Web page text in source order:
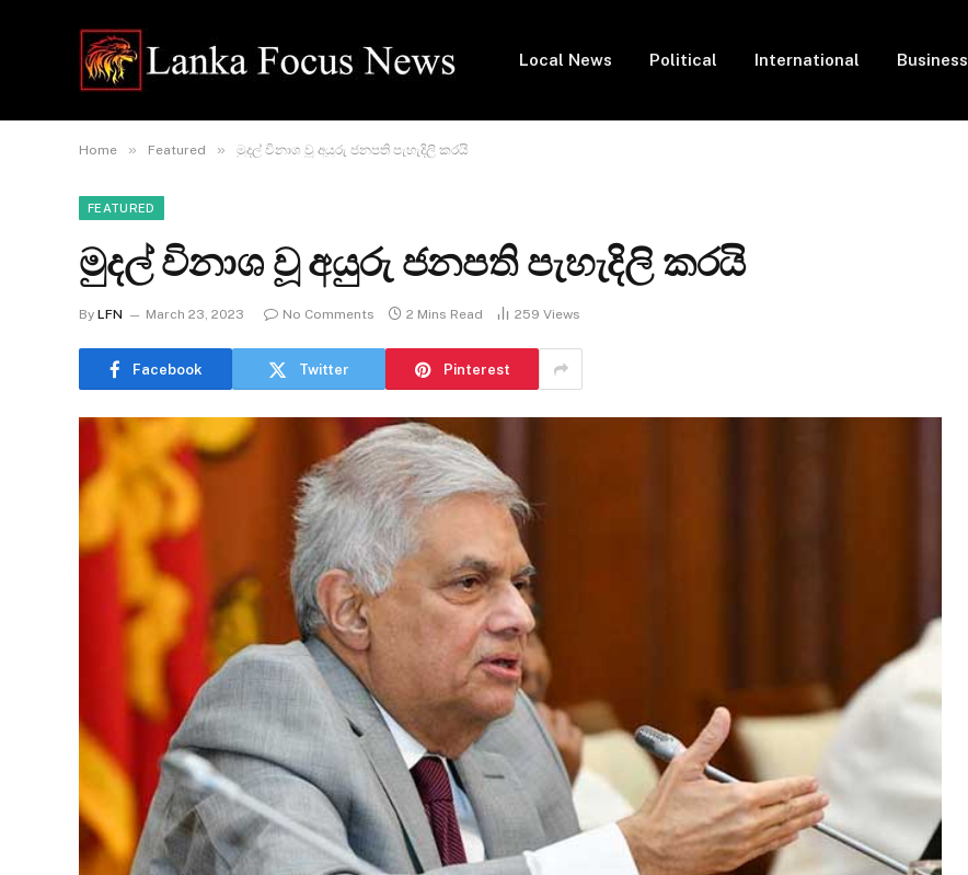
Local News Political International Business
Home » Featured » මුදල් විනාශ වූ අයුරු ජනපති පැහැදිලි කරයි
FEATURED
මුදල් විනාශ වූ අයුරු ජනපති පැහැදිලි කරයි
By LFN March 23, 2023 No Comments 2 Mins Read 259 Views
Facebook Twitter Pinterest